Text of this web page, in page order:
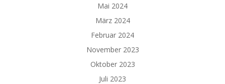
Mai 2024
März 2024
Februar 2024
November 2023
Oktober 2023
Juli 2023